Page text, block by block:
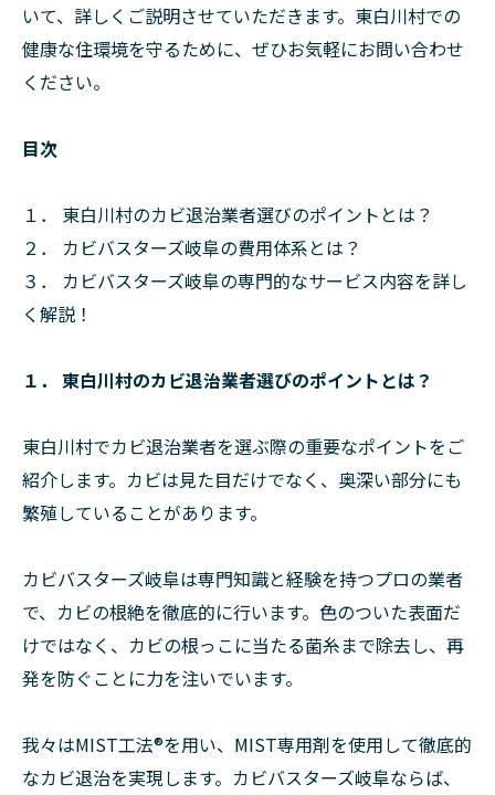
いて、詳しくご説明させていただきます。東白川村での
健康な住環境を守るために、ぜひお気軽にお問い合わせ
ください。
目次
１． 東白川村のカビ退治業者選びのポイントとは？
２． カビバスターズ岐阜の費用体系とは？
３． カビバスターズ岐阜の専門的なサービス内容を詳し
く解説！
１． 東白川村のカビ退治業者選びのポイントとは？
東白川村でカビ退治業者を選ぶ際の重要なポイントをご
紹介します。カビは見た目だけでなく、奥深い部分にも
繁殖していることがあります。
カビバスターズ岐阜は専門知識と経験を持つプロの業者
で、カビの根絶を徹底的に行います。色のついた表面だ
けではなく、カビの根っこに当たる菌糸まで除去し、再
発を防ぐことに力を注いでいます。
我々はMIST工法®を用い、MIST専用剤を使用して徹底的
なカビ退治を実現します。カビバスターズ岐阜ならば、